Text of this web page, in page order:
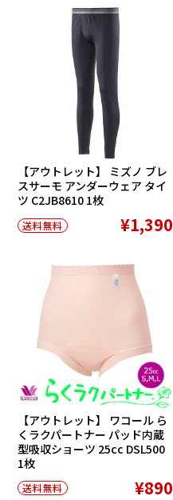
【アウトレット】 ミズノ ブレ
スサーモ アンダーウェア タイ
ツ C2JB8610 1枚
送料無料 ¥1,390
SALE
【アウトレット】 ワコール ら
くラクパートナー パッド内蔵
型吸収ショーツ 25cc DSL500
1枚
送料無料 ¥890